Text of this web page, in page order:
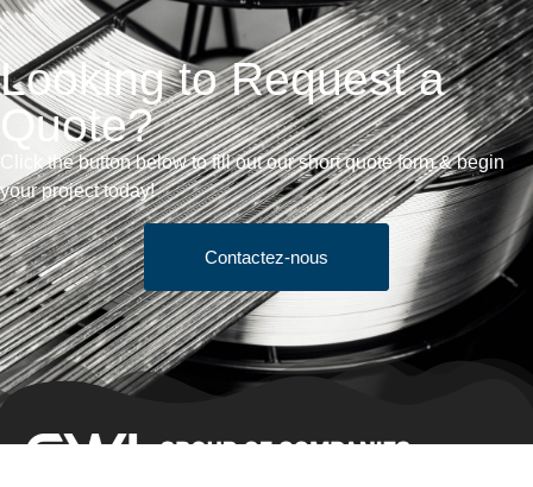
Looking to Request a
Quote?
Click the button below to fill out our short quote form & begin
your project today!
Contactez-nous